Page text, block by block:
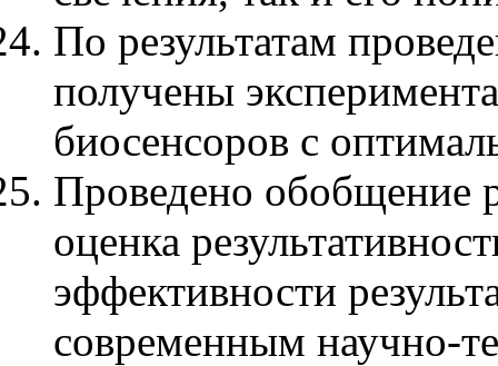
По результатам
получены
биосенсоров с
Проведено обобщение
оценка
эффективности
современным научно-